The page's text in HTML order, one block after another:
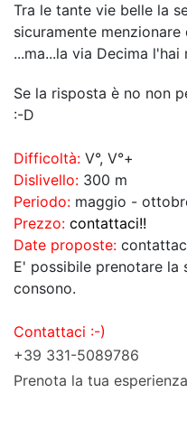
Tra le tante vie belle la
sicuramente
...ma...la via Decima l'hai
Se la risposta è no non
:-D
Difficoltà: V°, V°+
Dislivello: 300 m
Periodo: maggio -
Prezzo: contattaci!!
Date proposte:
E' possibile prenotare la
consono.
Contattaci :-)
+39 331-5089786
Prenota la tua